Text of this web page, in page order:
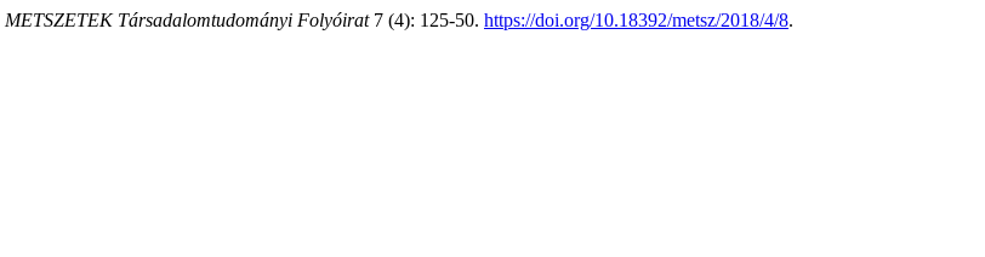
METSZETEK Társadalomtudományi Folyóirat7 (4): 125-50. https://doi.org/10.18392/metsz/2018/4/8.